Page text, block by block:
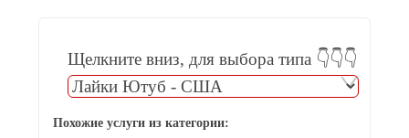
Щелкните вниз, для выбора типа 👇👇👇
Похожие услуги из категории: